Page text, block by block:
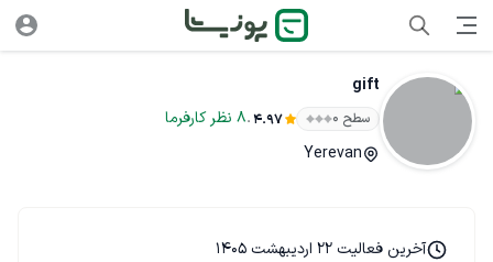
gift
سطح ۰ 4.97
.
8 نظر کارفرما
Yerevan
آخرین فعالیت 22 اردیبهشت 1405